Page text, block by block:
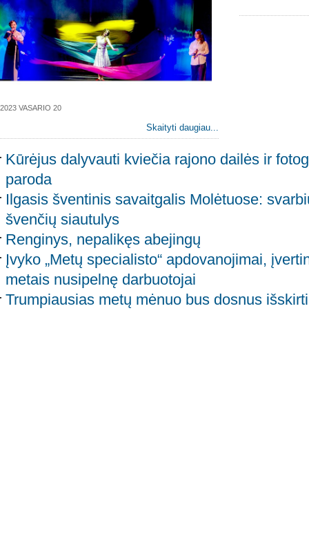
2023 VASARIO 20
Skaityti daugiau...
Kūrėjus dalyvauti kviečia rajono dailės ir
paroda
Ilgasis šventinis savaitgalis Molėtuose:
švenčių siautulys
Renginys, nepalikęs abejingų
Įvyko „Metų specialisto“ apdovanojimai,
metais nusipelnę darbuotojai
Trumpiausias metų mėnuo bus dosnus